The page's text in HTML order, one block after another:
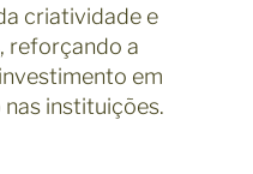
criatividade e
reforçando a
em
instituições.